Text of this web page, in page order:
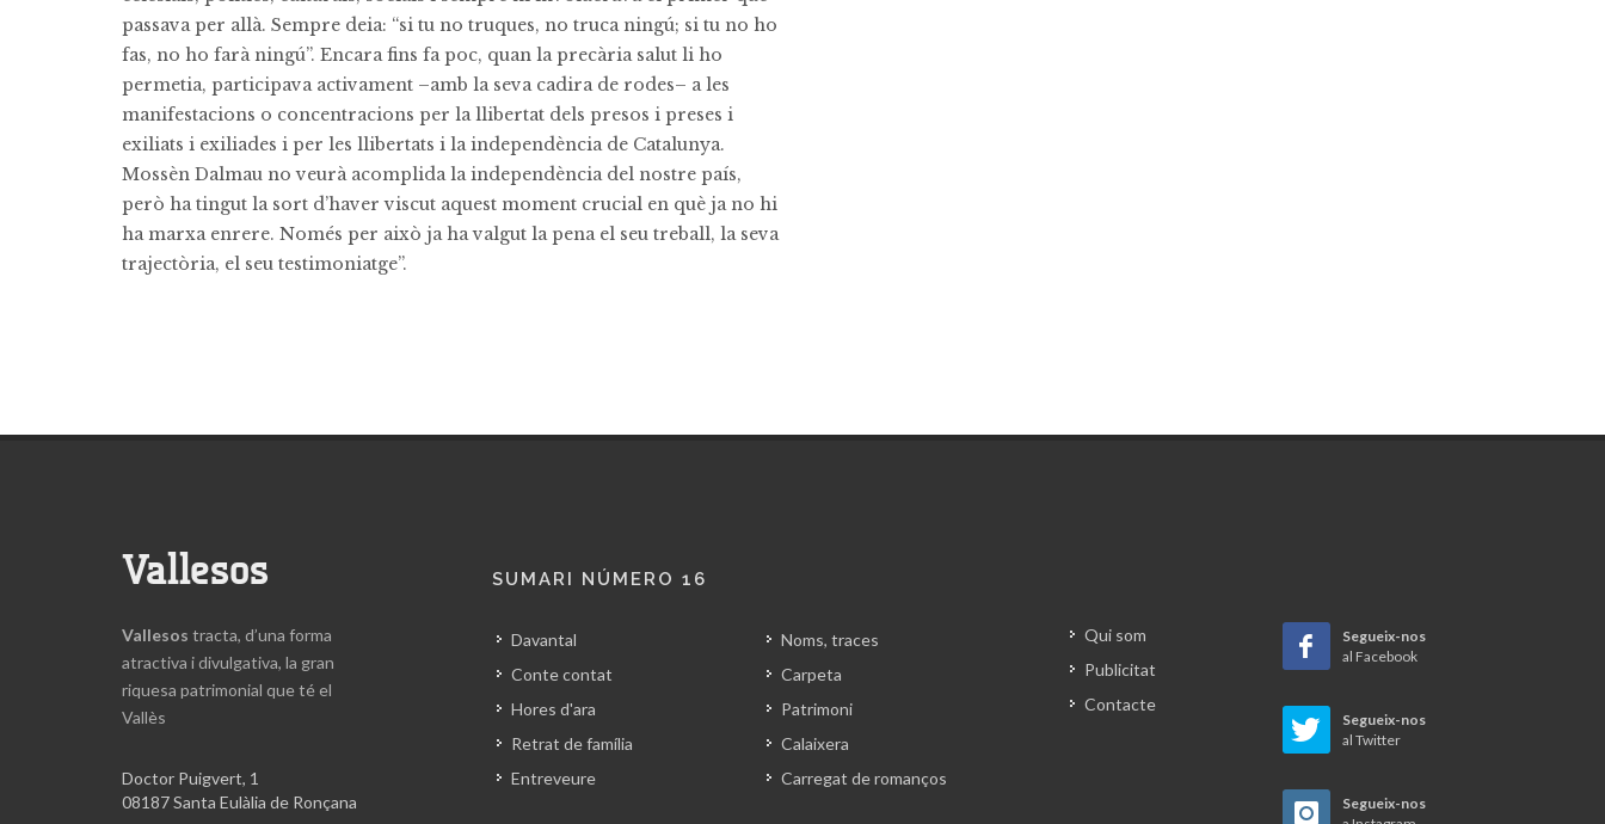
passava per allà. Sempre deia: “si tu no truques, no truca ningú; si tu no ho
fas, no ho farà ningú”. Encara fins fa poc, quan la precària salut li ho
permetia, participava activament –amb la seva cadira de rodes– a les
manifestacions o concentracions per la llibertat dels presos i preses i
exiliats i exiliades i per les llibertats i la independència de Catalunya.
Mossèn Dalmau no veurà acomplida la independència del nostre país,
però ha tingut la sort d’haver viscut aquest moment crucial en què ja no hi
ha marxa enrere. Només per això ja ha valgut la pena el seu treball, la seva
trajectòria, el seu testimoniatge”.
Vallesos
Vallesos tracta, d’una forma
atractiva i divulgativa, la gran
riquesa patrimonial que té el
Vallès
Doctor Puigvert, 1
08187 Santa Eulàlia de Ronçana
SUMARI NÚMERO 16
Davantal
Conte contat
Hores d'ara
Retrat de família
Entreveure
Noms, traces
Carpeta
Patrimoni
Calaixera
Carregat de romanços
Qui som
Publicitat
Contacte
Segueix-nos
al Facebook
Segueix-nos
al Twitter
Segueix-nos